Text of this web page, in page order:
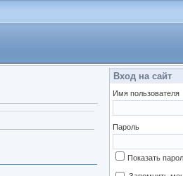
Вход на сайт
Имя пользователя
Пароль
Показать